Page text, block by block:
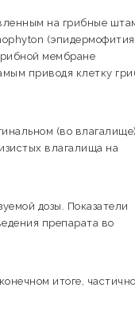
на грибные
мембране
приводя клетку
(во влагалище)
влагалища на
дозы. Показатели
препарата во
итоге, частично